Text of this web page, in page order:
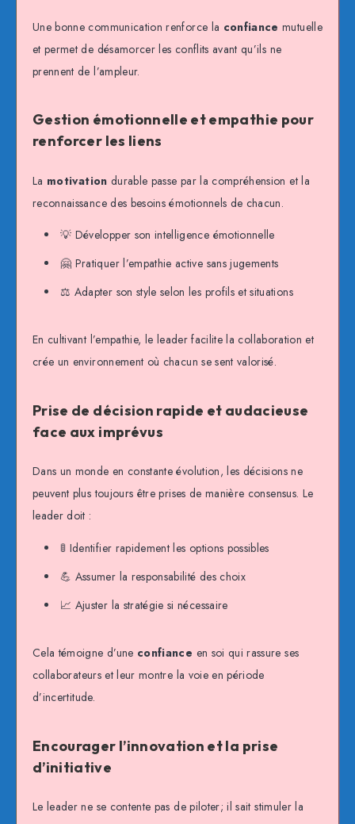
Une bonne communication renforce la confiance mutuelle
et permet de désamorcer les conflits avant qu’ils ne
prennent de l’ampleur.
Gestion émotionnelle et empathie pour
renforcer les liens
La motivation durable passe par la compréhension et la
reconnaissance des besoins émotionnels de chacun.
💡 Développer son intelligence émotionnelle
🤗 Pratiquer l’empathie active sans jugements
⚖️ Adapter son style selon les profils et situations
En cultivant l’empathie, le leader facilite la collaboration et
crée un environnement où chacun se sent valorisé.
Prise de décision rapide et audacieuse
face aux imprévus
Dans un monde en constante évolution, les décisions ne
peuvent plus toujours être prises de manière consensus. Le
leader doit :
🚦 Identifier rapidement les options possibles
💪 Assumer la responsabilité des choix
📈 Ajuster la stratégie si nécessaire
Cela témoigne d’une confiance en soi qui rassure ses
collaborateurs et leur montre la voie en période
d’incertitude.
Encourager l’innovation et la prise
d’initiative
Le leader ne se contente pas de piloter; il sait stimuler la